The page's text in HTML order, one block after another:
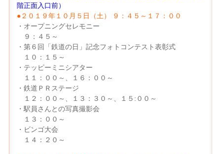
階正面入口前）
●２０１９年１０月５日（土） ９：４５～１７：００
・オープニングセレモニー
９：４５～
・第６回「鉄道の日」記念フォトコンテスト表彰式
１０：１５～
・テッピーミニシアター
１１：００～、１６：００～
・鉄道ＰＲステージ
１２：００～、１３：３０～、１５:００～
・駅員さんとの写真撮影会
１３：００～
・ビンゴ大会
１４：２０～